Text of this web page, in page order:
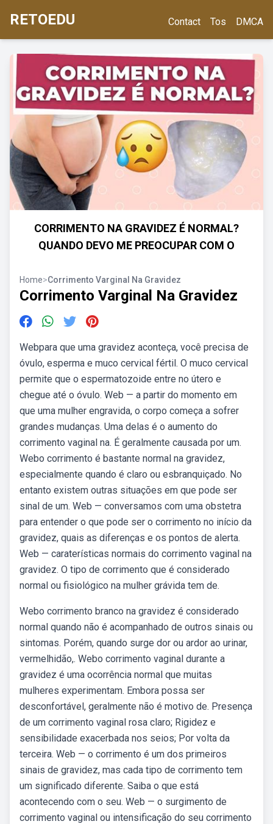
RETOEDU Contact Tos DMCA
CORRIMENTO NA GRAVIDEZ É NORMAL?
QUANDO DEVO ME PREOCUPAR COM O
Home>Corrimento Varginal Na Gravidez
Corrimento Varginal Na Gravidez
Webpara que uma gravidez aconteça, você precisa de
óvulo, esperma e muco cervical fértil. O muco cervical
permite que o espermatozoide entre no útero e
chegue até o óvulo. Web — a partir do momento em
que uma mulher engravida, o corpo começa a sofrer
grandes mudanças. Uma delas é o aumento do
corrimento vaginal na. É geralmente causada por um.
Webo corrimento é bastante normal na gravidez,
especialmente quando é claro ou esbranquiçado. No
entanto existem outras situações em que pode ser
sinal de um. Web — conversamos com uma obstetra
para entender o que pode ser o corrimento no início da
gravidez, quais as diferenças e os pontos de alerta.
Web — caraterísticas normais do corrimento vaginal na
gravidez. O tipo de corrimento que é considerado
normal ou fisiológico na mulher grávida tem de.
Webo corrimento branco na gravidez é considerado
normal quando não é acompanhado de outros sinais ou
sintomas. Porém, quando surge dor ou ardor ao urinar,
vermelhidão,. Webo corrimento vaginal durante a
gravidez é uma ocorrência normal que muitas
mulheres experimentam. Embora possa ser
desconfortável, geralmente não é motivo de. Presença
de um corrimento vaginal rosa claro; Rigidez e
sensibilidade exacerbada nos seios; Por volta da
terceira. Web — o corrimento é um dos primeiros
sinais de gravidez, mas cada tipo de corrimento tem
um significado diferente. Saiba o que está
acontecendo com o seu. Web — o surgimento de
corrimento vaginal ou intensificação do seu corrimento